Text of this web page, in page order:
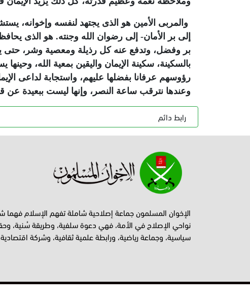
والمربى الأمين هو الذى يجتهد لنفسه وإخوانه،
إلى بر الأمان- إلى رضوان الله وجنته. هو الذى
بر وفضل، وتدفع عنه كل رذيلة ومعصية وشر، حتى
بالسكينة، سكينة الإيمان واليقين بمعية الله،
رؤوسهم عرفانا بفضلها عليهم، واستجابة لداعى
وعندها نترقب ساعة النصر، وإنها ليست ببعيدة عن
رابط دائم
الإخوان المسلمون جماعة إصلاحية شاملة تفهم الإسلام
نواحي الإصلاح في الأمة، فهي دعوة سلفية، وطريقة سُنية،
سياسية، وجماعة رياضية، ورابطة علمية ثقافية، وشركة